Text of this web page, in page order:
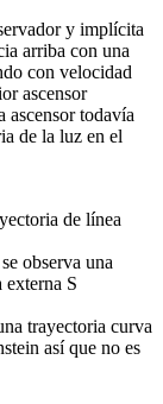
y implícita
arriba con una
con velocidad
ascensor
ascensor todavía
de la luz en el
de línea
observa una
S
trayectoria curva
así que no es